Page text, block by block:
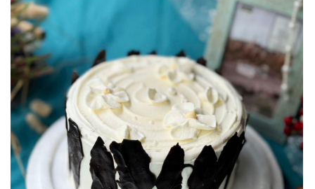
忘記密碼 註冊
粉絲好康
加入甜點廚師接單平台